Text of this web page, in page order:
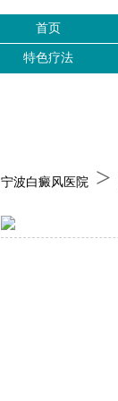
首页
特色疗法
宁波白癜风医院 >